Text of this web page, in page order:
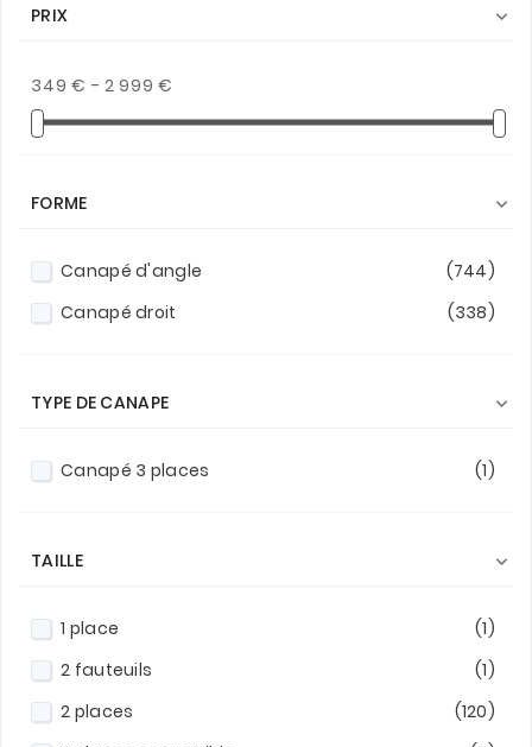
PRIX 
349 € - 2 999 €
FORME 
Canapé d'angle
(744)
Canapé droit
(338)
TYPE DE CANAPE 
Canapé 3 places (1)
TAILLE 
1 place
(1)
2 fauteuils
(1)
2 places
(120)